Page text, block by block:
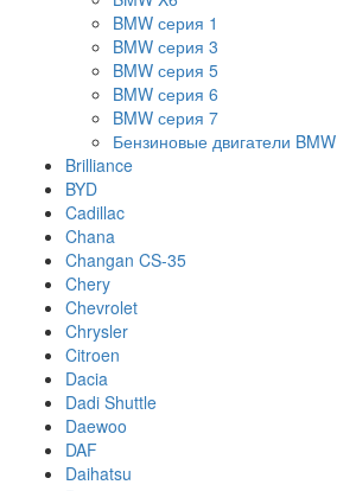
BMW серия 1
BMW серия 3
BMW серия 5
BMW серия 6
BMW серия 7
Бензиновые двигатели BMW
Brilliance
BYD
Cadillac
Chana
Changan CS-35
Chery
Chevrolet
Chrysler
Citroen
Dacia
Dadi Shuttle
Daewoo
DAF
Daihatsu